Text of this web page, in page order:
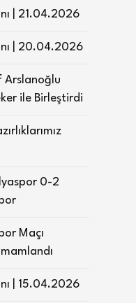
| 21.04.2026
| 20.04.2026
Arslanoğlu
ile Birleştirdi
0-2
Maçı
| 15.04.2026